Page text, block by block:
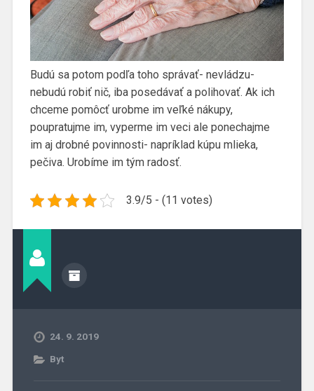
Budú sa potom podľa toho správať- nevládzu-
nebudú robiť nič, iba posedávať a polihovať. Ak ich
chceme pomôcť urobme im veľké nákupy,
poupratujme im, vyperme im veci ale ponechajme
im aj drobné povinnosti- napríklad kúpu mlieka,
pečiva. Urobíme im tým radosť.
3.9/5 - (11 votes)
24. 9. 2019
Byt